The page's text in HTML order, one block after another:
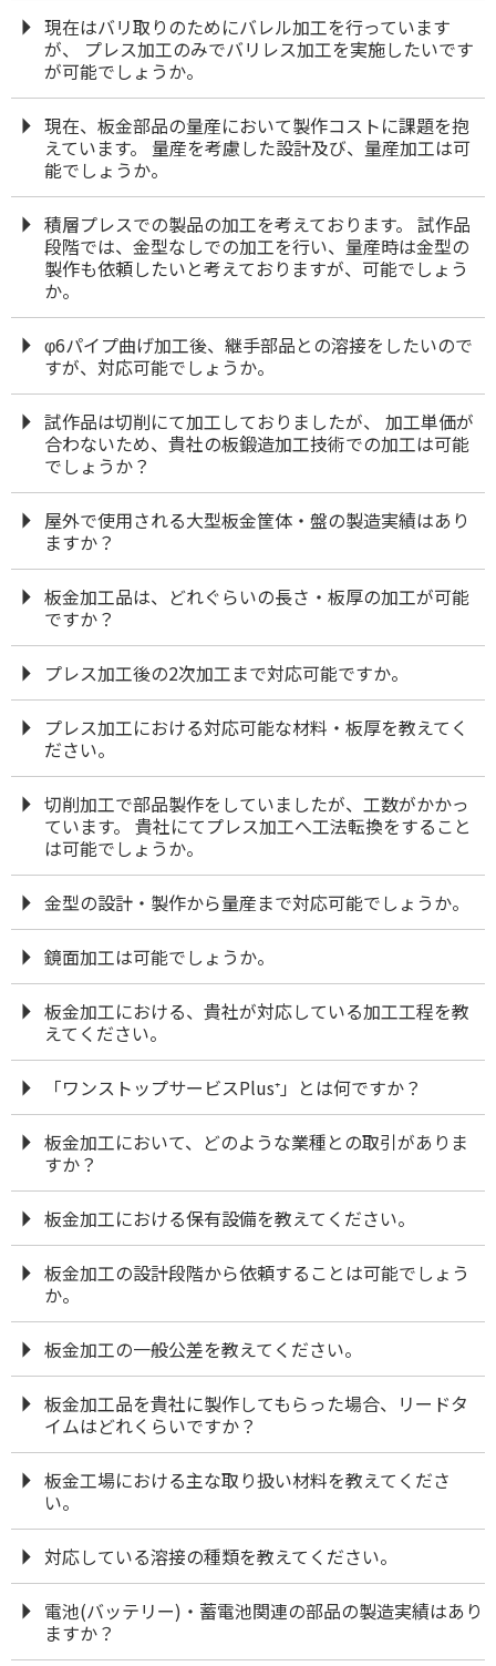
現在はバリ取りのためにバレル加工を行っています
が、 プレス加工のみでバリレス加工を実施したいです
が可能でしょうか。
現在、板金部品の量産において製作コストに課題を抱
えています。 量産を考慮した設計及び、量産加工は可
能でしょうか。
積層プレスでの製品の加工を考えております。 試作品
段階では、金型なしでの加工を行い、量産時は金型の
製作も依頼したいと考えておりますが、可能でしょう
か。
φ6パイプ曲げ加工後、継手部品との溶接をしたいので
すが、対応可能でしょうか。
試作品は切削にて加工しておりましたが、 加工単価が
合わないため、貴社の板鍛造加工技術での加工は可能
でしょうか？
屋外で使用される大型板金筐体・盤の製造実績はあり
ますか？
板金加工品は、どれぐらいの長さ・板厚の加工が可能
ですか？
プレス加工後の2次加工まで対応可能ですか。
プレス加工における対応可能な材料・板厚を教えてく
ださい。
切削加工で部品製作をしていましたが、工数がかかっ
ています。 貴社にてプレス加工へ工法転換をすること
は可能でしょうか。
金型の設計・製作から量産まで対応可能でしょうか。
鏡面加工は可能でしょうか。
板金加工における、貴社が対応している加工工程を教
えてください。
「ワンストップサービスPlus⁺」とは何ですか？
板金加工において、どのような業種との取引がありま
すか？
板金加工における保有設備を教えてください。
板金加工の設計段階から依頼することは可能でしょう
か。
板金加工の一般公差を教えてください。
板金加工品を貴社に製作してもらった場合、リードタ
イムはどれくらいですか？
板金工場における主な取り扱い材料を教えてくださ
い。
対応している溶接の種類を教えてください。
電池(バッテリー)・蓄電池関連の部品の製造実績はあり
ますか？